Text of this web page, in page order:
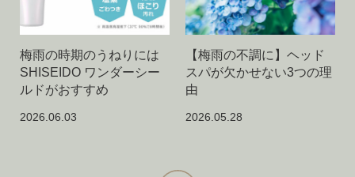
梅雨の時期のうねりには
SHISEIDO ワンダーシー
ルドがおすすめ
2026.06.03
【梅雨の不調に】ヘッド
スパが欠かせない3つの理
由
2026.05.28